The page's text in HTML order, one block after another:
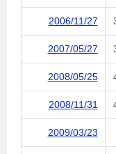
2006/11/27
2007/05/27
2008/05/25
2008/11/31
2009/03/23